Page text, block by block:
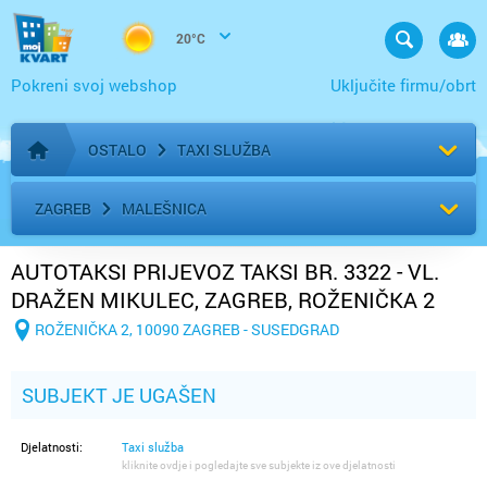
20°C
Uključite firmu/obrt
Pokreni svoj webshop
Početna stranica
OSTALO TAXI SLUŽBA
ZAGREB MALEŠNICA
AUTOTAKSI PRIJEVOZ TAKSI BR. 3322 - VL.
DRAŽEN MIKULEC, ZAGREB, ROŽENIČKA 2
ROŽENIČKA 2, 10090 ZAGREB - SUSEDGRAD
SUBJEKT JE UGAŠEN
Djelatnosti: Taxi služba
kliknite ovdje i pogledajte sve subjekte iz ove djelatnosti